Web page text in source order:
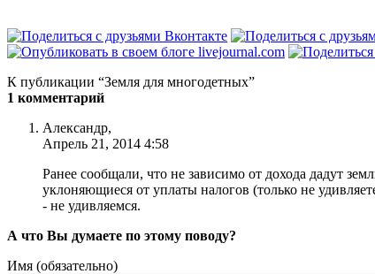
К публикации “Земля для многодетных”
1 комментарий
Александр,
Апрель 21, 2014 4:58
Ранее сообщали, что не зависимо от дохода дадут
уклоняющиеся от уплаты налогов (только не
- не удивляемся.
А что Вы думаете по этому поводу?
Имя (обязательно)